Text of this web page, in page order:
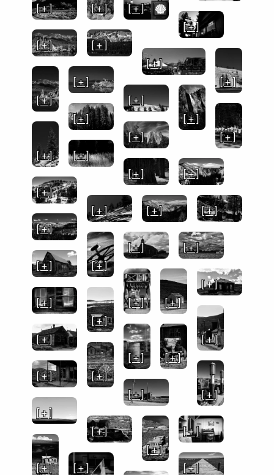
[ + ]
[ + ]
[ + ]
[ + ]
[ + ]
[ + ]
[ + ]
[ + ]
[ + ]
[ + ]
[ + ]
[ + ]
[ + ]
[ + ]
[ + ]
[ + ]
[ + ]
[ + ]
[ + ]
[ + ]
[ + ]
[ + ]
[ + ]
[ + ]
[ + ]
[ + ]
[ + ]
[ + ]
[ + ] [ + ]
[ + ]
[ + ]
[ + ]
[ + ]
[ + ]
[ + ]
[ + ]
[ + ]
[ + ]
[ + ]
[ + ]
[ + ]
[ + ]
[ + ]
[ + ]
[ + ] [ + ]
[ + ]